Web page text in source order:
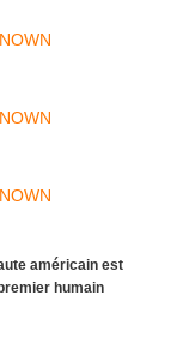
américain est
humain